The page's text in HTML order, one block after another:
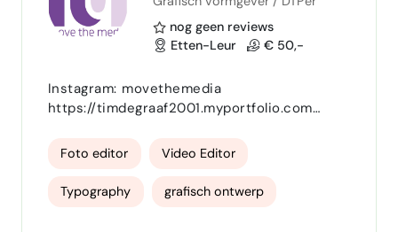
Enthousiast en creatief natuurfotografie
administratieve duizendpoot
Bouwkunde
nog geen reviews
Etten-Leur
€ 50,-
Instagram: movethemedia
https://timdegraaf2001.myportfolio.com
wordt geleid door 2 ervaren en
vormgevers . We zijn gespecialiseerd in
visuele communicatie , met een sterke
Foto editor Video Editor
Typography grafisch ontwerp